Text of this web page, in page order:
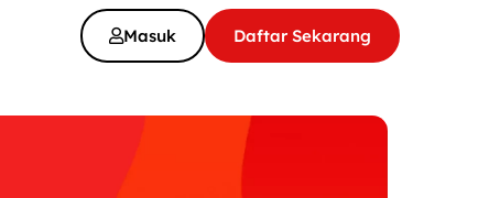
Daftar Sekarang
Masuk